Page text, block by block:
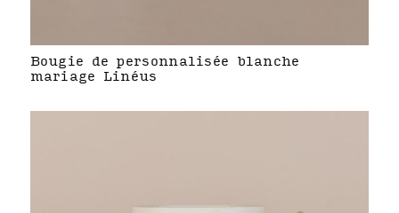
Bougie de personnalisée blanche
mariage Linéus